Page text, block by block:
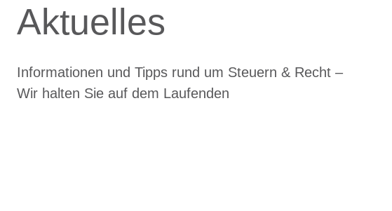
Aktuelles
Informationen und Tipps rund um Steuern & Recht –
Wir halten Sie auf dem Laufenden